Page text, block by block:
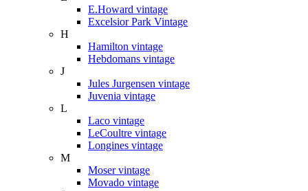
E.Howard vintage
Excelsior Park Vintage
H
Hamilton vintage
Hebdomans vintage
J
Jules Jurgensen vintage
Juvenia vintage
L
Laco vintage
LeCoultre vintage
Longines vintage
M
Moser vintage
Movado vintage